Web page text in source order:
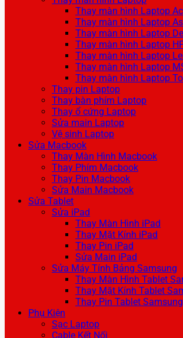
Thay màn hình Laptop
Thay màn hình Laptop
Thay màn hình Laptop
Thay màn hình Laptop
Thay màn hình Laptop
Thay màn hình Laptop
Thay màn hình Laptop
Thay pin Laptop
Thay bàn phím Laptop
Thay ổ cứng Laptop
Sửa main Laptop
Vệ sinh Laptop
Sửa Macbook
Thay Màn Hình Macbook
Thay Phím Macbook
Thay Pin Macbook
Sửa Main Macbook
Sửa Tablet
Sửa iPad
Thay Màn Hình iPad
Thay Mặt Kính iPad
Thay Pin iPad
Sửa Main iPad
Sửa Máy Tính Bảng Samsung
Thay Màn Hình Tablet
Thay Mặt Kính Tablet
Thay Pin Tablet Samsung
Phụ Kiện
Sạc Laptop
Cable Kết Nối